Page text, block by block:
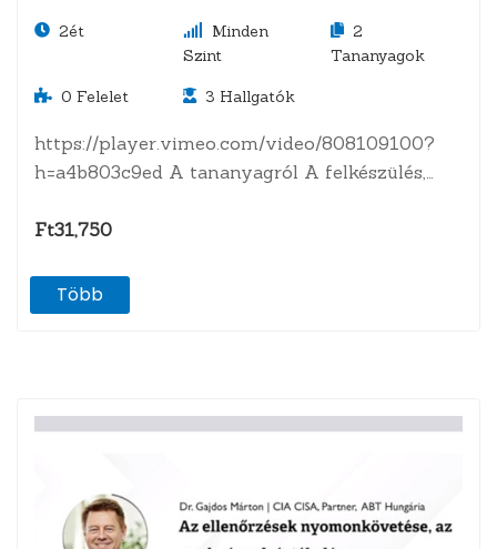
2ét
Minden
Szint
2
Tananyagok
0 Felelet 3 Hallgatók
https://player.vimeo.com/video/808109100?
h=a4b803c9ed A tananyagról A felkészülés,
vizsgálati program kellő terjedelme…
Ft31,750
Több